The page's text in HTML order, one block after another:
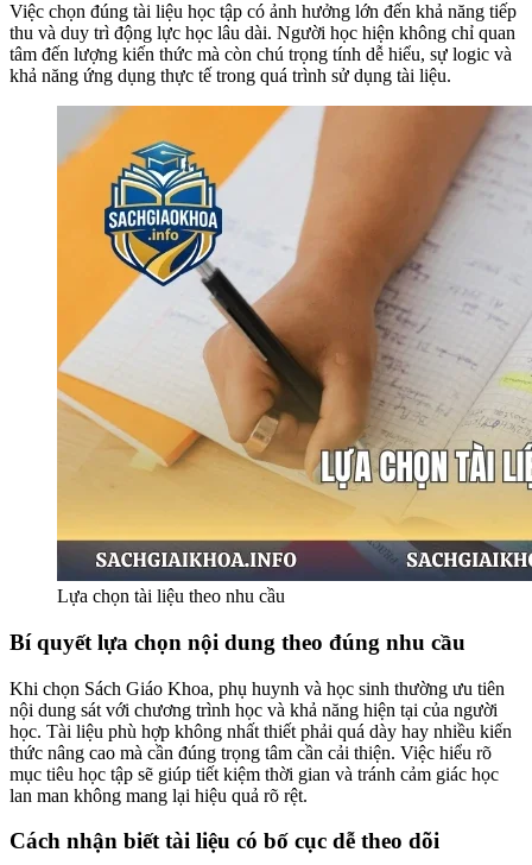
Việc chọn đúng tài liệu học tập có ảnh hưởng lớn đến khả năng tiếp
thu và duy trì động lực học lâu dài. Người học hiện không chỉ quan
tâm đến lượng kiến thức mà còn chú trọng tính dễ hiểu, sự logic và
khả năng ứng dụng thực tế trong quá trình sử dụng tài liệu.
Lựa chọn tài liệu theo nhu cầu
Bí quyết lựa chọn nội dung theo đúng nhu cầu
Khi chọn Sách Giáo Khoa, phụ huynh và học sinh thường ưu tiên
nội dung sát với chương trình học và khả năng hiện tại của người
học. Tài liệu phù hợp không nhất thiết phải quá dày hay nhiều kiến
thức nâng cao mà cần đúng trọng tâm cần cải thiện. Việc hiểu rõ
mục tiêu học tập sẽ giúp tiết kiệm thời gian và tránh cảm giác học
lan man không mang lại hiệu quả rõ rệt.
Cách nhận biết tài liệu có bố cục dễ theo dõi